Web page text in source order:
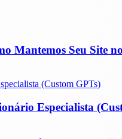
Mantemos Seu Site
Especialista